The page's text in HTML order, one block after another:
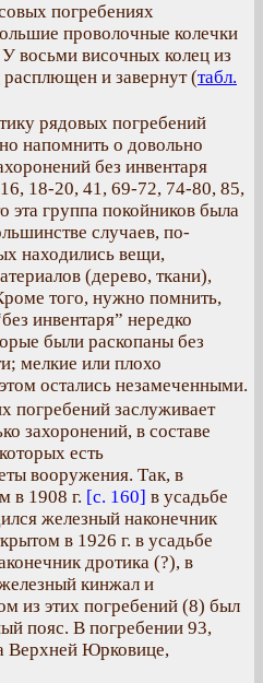
погребениях
проволочные колечки
восьми височных колец из
и завернут (табл.
рядовых погребений
напомнить о довольно
без инвентаря
18-20, 41, 69-72, 74-80, 85,
эта группа покойников была
случаев, по-
находились вещи,
(дерево, ткани),
того, нужно помнить,
инвентаря” нередко
были раскопаны без
мелкие или плохо
остались незамеченными.
погребений заслуживает
захоронений, в составе
есть
вооружения. Так, в
в 1908 г. [с. 160] в усадьбе
железный наконечник
в 1926 г. в усадьбе
дротика (?), в
кинжал и
из этих погребений (8) был
пояс. В погребении 93,
Верхней Юрковице,